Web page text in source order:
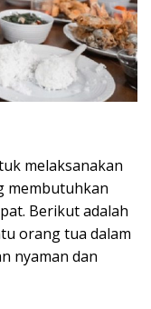
melaksanakan
membutuhkan
Berikut adalah
orang tua dalam
nyaman dan